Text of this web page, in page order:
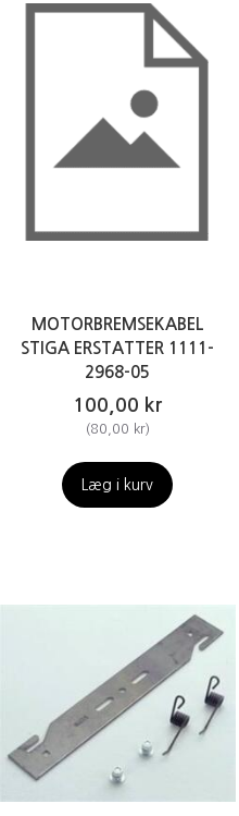
MOTORBREMSEKABEL
STIGA ERSTATTER 1111-
2968-05
100,00 kr
(80,00 kr)
Læg i kurv